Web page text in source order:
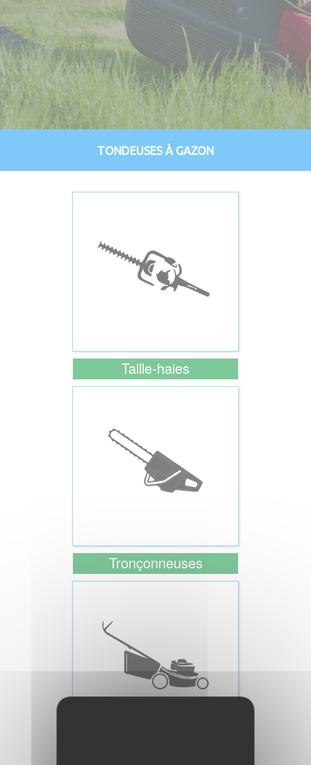
TONDEUSES À GAZON
Taille-haies
Tronçonneuses